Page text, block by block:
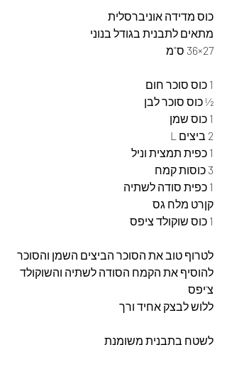
כוס מדידה אוניברסלית
מתאים לתבנית בגודל בנוני
27×36 ס"מ
1 כוס סוכר חום
½ כוס סוכר לבן
1 כוס שמן
2 ביצים L
1 כפית תמצית וניל
3 כוסות קמח
1 כפית סודה לשתיה
קןרט מלח גס
1 כוס שוקולד ציפס
לטרוף טוב את הסוכר הביצים השמן והסוכר
להוסיף את הקמח הסודה לשתיה והשוקולד
צ'יפס
ללוש לבצק אחיד ורך
לשטח בתבנית משומנת